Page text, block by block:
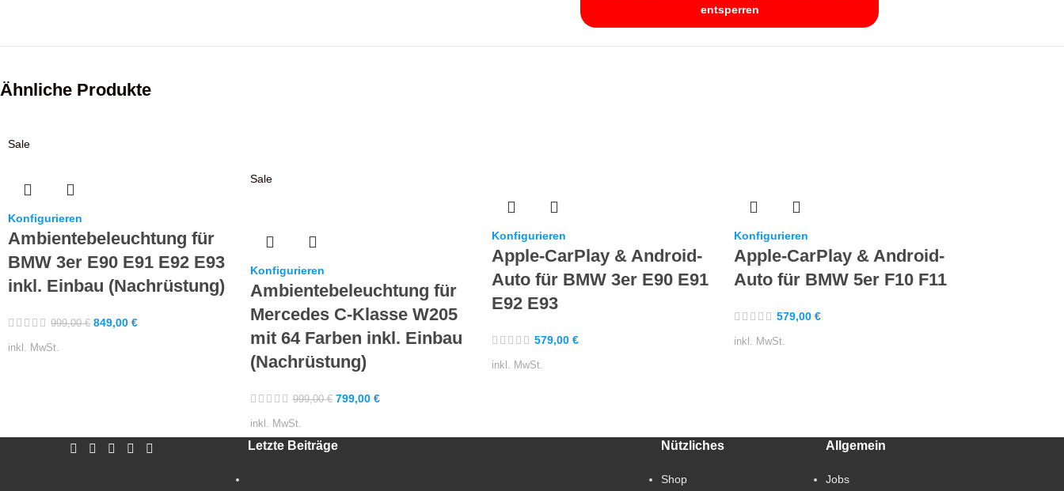
entsperren
Ähnliche Produkte
Sale
Konfigurieren
Ambientebeleuchtung für
BMW 3er E90 E91 E92 E93
inkl. Einbau (Nachrüstung)
999,00€ 849,00 €
inkl. MwSt.
Sale
Konfigurieren
Ambientebeleuchtung für
Mercedes C-Klasse W205
mit 64 Farben inkl. Einbau
(Nachrüstung)
999,00€ 799,00 €
inkl. MwSt.
Konfigurieren
Apple-CarPlay & Android-
Auto für BMW 3er E90 E91
E92 E93
579,00 €
inkl. MwSt.
Konfigurieren
Apple-CarPlay & Android-
Auto für BMW 5er F10 F11
579,00 €
inkl. MwSt.
Letzte Beiträge Nützliches
Shop
Allgemein
Jobs